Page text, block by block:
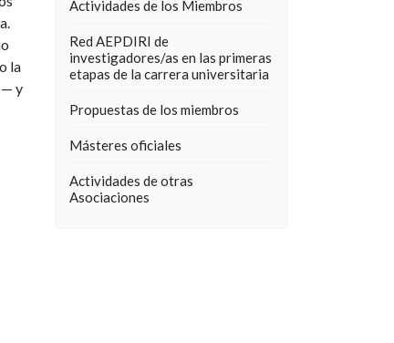
la
y
Actividades de los Miembros
Red AEPDIRI de
investigadores/as en las primeras
etapas de la carrera universitaria
Propuestas de los miembros
Másteres oficiales
Actividades de otras
Asociaciones